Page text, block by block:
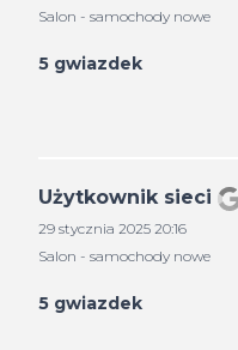
Salon - samochody nowe
5 gwiazdek
Użytkownik sieci
29 stycznia 2025 20:16
Salon - samochody nowe
5 gwiazdek